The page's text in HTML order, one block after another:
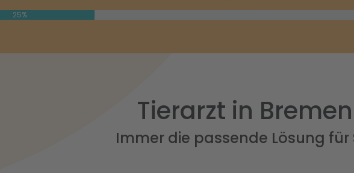
25%
Tierarzt in Bremen
Immer die passende Lösung für